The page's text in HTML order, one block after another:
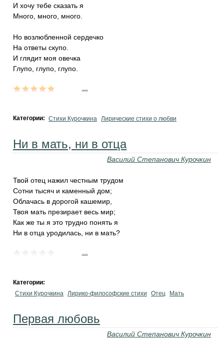
И хочу тебе сказать я
Много, много, много.
Но возлюбленной сердечко
На ответы скупо.
И глядит моя овечка
Глупо, глупо, глупо.
Категории: Стихи Курочкина Лирические стихи о любви
Ни в мать, ни в отца
Василий Степанович Курочкин
Твой отец нажил честным трудом
Сотни тысяч и каменный дом;
Облачась в дорогой кашемир,
Твоя мать презирает весь мир;
Как же ты я это трудно понять я
Ни в отца уродилась, ни в мать?
Категории:
Стихи Курочкина Лирико-философские стихи Отец Мать
Первая любовь
Василий Степанович Курочкин